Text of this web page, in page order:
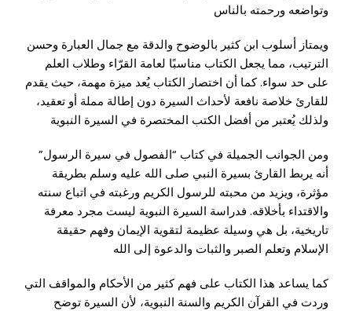
وتواضعه ورحمته بالناس
ويمتاز أسلوب ابن كثير بالوضوح والدقة مع جمال العبارة وحسن
الترتيب، مما يجعل الكتاب مناسبًا لعامة القرّاء وطلاب العلم
على حد سواء. كما أن اختصار الكتاب يُعد ميزة مهمة، حيث يقدم
للقارئ خلاصة نافعة لأحداث السيرة دون إطالة مملة أو تعقيد،
ولذلك يُعتبر من أفضل الكتب المختصرة في السيرة النبوية
ومن الجوانب الجميلة في كتاب “الفصول في سيرة الرسول”
أنه يربط القارئ بسيرة النبي صلى الله عليه وسلم بطريقة
مؤثرة، ويزيد من محبته للرسول الكريم ورغبته في اتباع سنته
والاقتداء بأخلاقه. فدراسة السيرة النبوية ليست مجرد معرفة
تاريخية، بل هي وسيلة عظيمة لتقوية الإيمان وفهم حقيقة
الإسلام وتعلم الصبر والثبات والدعوة إلى الله
كما يساعد هذا الكتاب على فهم كثير من الأحكام والمواقف التي
وردت في القرآن الكريم والسنة النبوية، لأن السيرة توضح